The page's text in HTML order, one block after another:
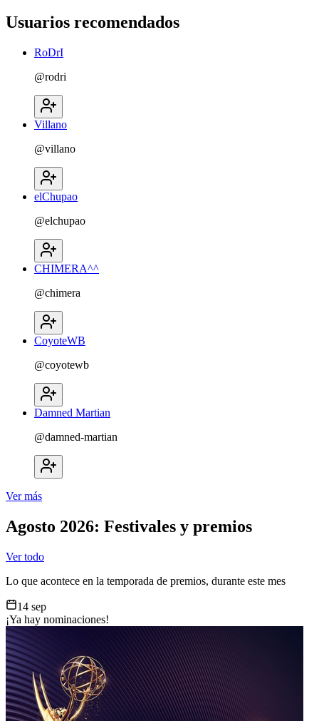
Usuarios recomendados
RoDrI
@rodri
Villano
@villano
elChupao
@elchupao
CHIMERA^^
@chimera
CoyoteWB
@coyotewb
Damned Martian
@damned-martian
Ver más
Agosto 2026: Festivales y premios
Ver todo
Lo que acontece en la temporada de premios, durante este mes
14 sep
¡Ya hay nominaciones!